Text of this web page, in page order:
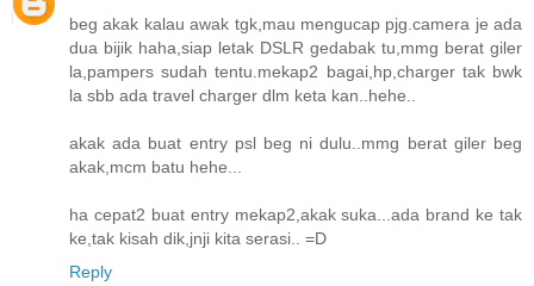
beg akak kalau awak tgk,mau mengucap pjg.camera je ada
dua bijik haha,siap letak DSLR gedabak tu,mmg berat giler
la,pampers sudah tentu.mekap2 bagai,hp,charger tak bwk
la sbb ada travel charger dlm keta kan..hehe..
akak ada buat entry psl beg ni dulu..mmg berat giler beg
akak,mcm batu hehe...
ha cepat2 buat entry mekap2,akak suka...ada brand ke tak
ke,tak kisah dik,jnji kita serasi.. =D
Reply